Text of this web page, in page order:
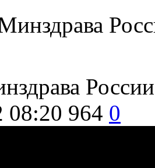
08:20 964 0